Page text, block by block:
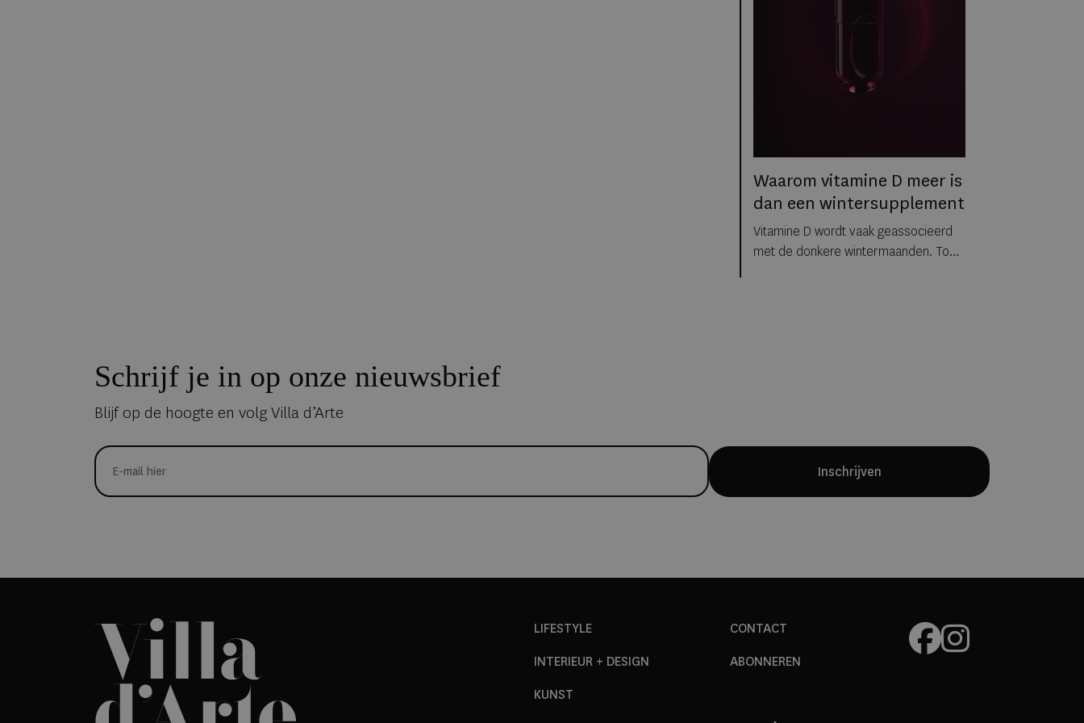
een all-day restaurant waarin
producten samenkomen.
Waarom vitamine D meer is
dan een wintersupplement
Vitamine D wordt vaak geassocieerd
met de donkere wintermaanden. Toch
is ontwikkeld?
Schrijf je in op onze nieuwsbrief
Blijf op de hoogte en volg Villa d’Arte
Inschrijven
LIFESTYLE
INTERIEUR + DESIGN
KUNST
CONTACT
ABONNEREN